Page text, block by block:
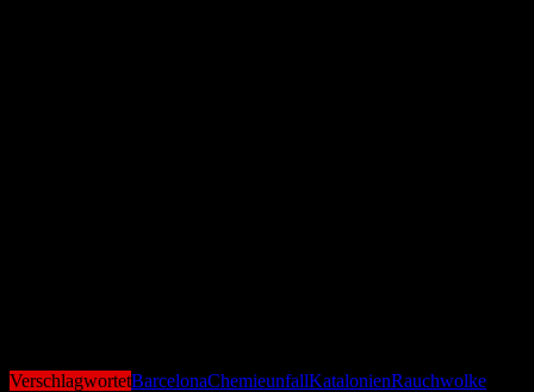
VerschlagwortetBarcelonaChemieunfallKatalonienRauchwolke